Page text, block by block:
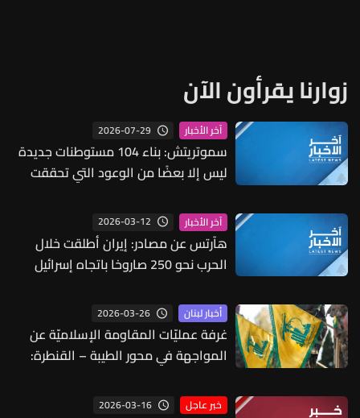
زوارنا يقرأون الآن
آخر الأخبار 2026-07-29
سموتريتش: بناء 104 مستوطنات جديدة
ليس إلا بعضًا من الوعود التي تحققت
آخر الأخبار 2026-03-12
هآرتس عن مصادر: إيران أطلقت خلال
الحرب نحو 250 صاروخا باتجاه إسرائيل
أخبار لبنان 2026-03-26
غرفة عمليّات المقاومة الإسلاميّة عن
المواجهة في محور الطيبة – القنطرة:
خبر عاجل 2026-03-16